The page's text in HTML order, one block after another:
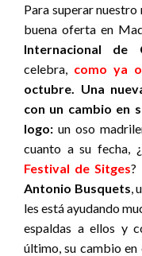
Para superar nuestro
buena oferta en
Internacional de
celebra, como ya
octubre. Una
con un cambio en
logo: un oso
cuanto a su fecha,
Festival de Sitges?
Antonio Busquets ,
les está ayudando
espaldas a ellos y
último, su cambio